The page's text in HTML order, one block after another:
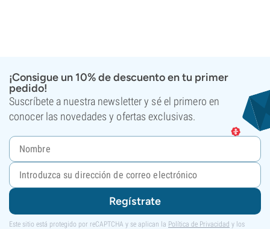
¡Consigue un 10% de descuento en tu primer
pedido!
Suscríbete a nuestra newsletter y sé el primero en
conocer las novedades y ofertas exclusivas.
Regístrate
Este sitio está protegido por reCAPTCHA y se aplican la Política de Privacidad y los